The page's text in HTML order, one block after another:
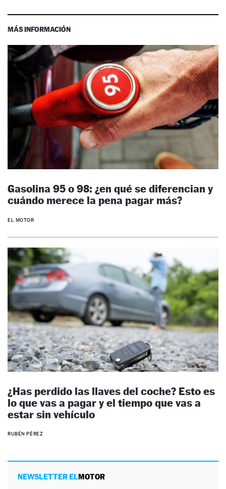
MÁS INFORMACIÓN
Gasolina 95 o 98: ¿en qué se diferencian y
cuándo merece la pena pagar más?
EL MOTOR
¿Has perdido las llaves del coche? Esto es
lo que vas a pagar y el tiempo que vas a
estar sin vehículo
RUBÉN PÉREZ
NEWSLETTER ELMOTOR